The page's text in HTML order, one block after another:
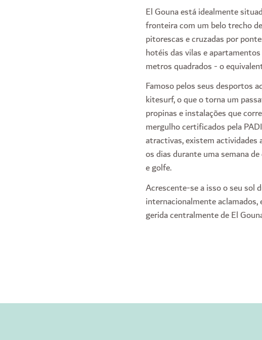
El Gouna está idealmente
fronteira com um belo trecho
pitorescas e cruzadas por
hotéis das vilas e
metros quadrados - o
Famoso pelos seus desportos
kitesurf, o que o torna um
propinas e instalações que
mergulho certificados pela
atractivas, existem
os dias durante uma semana
e golfe.
Acrescente-se a isso o seu sol
internacionalmente
gerida centralmente de El